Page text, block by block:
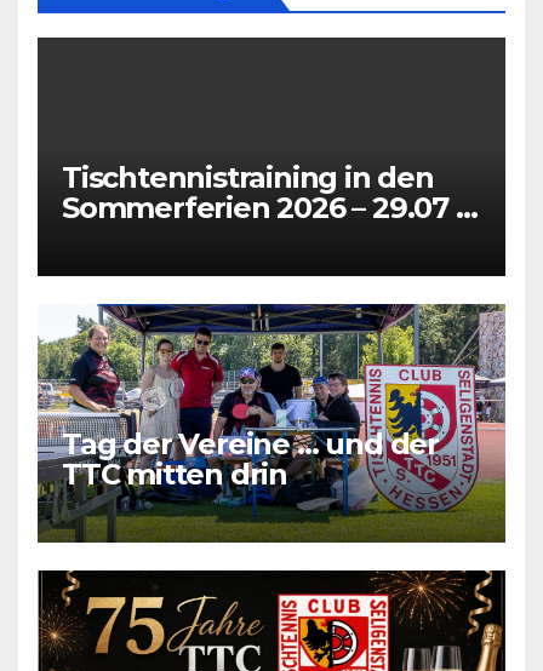
Tischtennistraining in den
Sommerferien 2026 – 29.07 +
Tag der Vereine … und der
TTC mitten drin